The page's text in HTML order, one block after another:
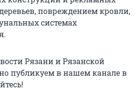
повреждением кровли,
системах
Рязани и Рязанской
публикуем в нашем канале в